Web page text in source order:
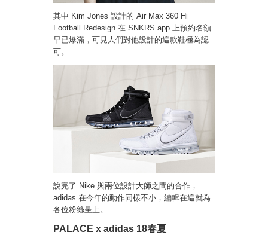
其中 Kim Jones 設計的 Air Max 360 Hi
Football Redesign 在 SNKRS app 上預約名額
早已爆滿，可見人們對他設計的這款鞋極為認
可。
說完了 Nike 與兩位設計大師之間的合作，
adidas 在今年的動作同樣不小，編輯在這就為
各位粉絲呈上。
PALACE x adidas 18春夏